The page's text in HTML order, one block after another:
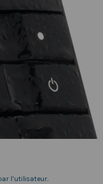
l’utilisateur.